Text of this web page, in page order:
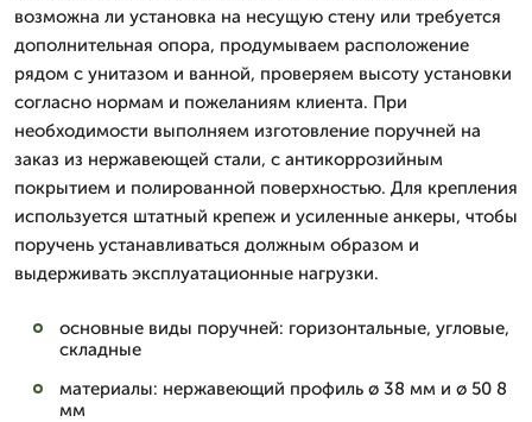
возможна ли установка на несущую стену или требуется
дополнительная опора, продумываем расположение
рядом с унитазом и ванной, проверяем высоту установки
согласно нормам и пожеланиям клиента. При
необходимости выполняем изготовление поручней на
заказ из нержавеющей стали, с антикоррозийным
покрытием и полированной поверхностью. Для крепления
используется штатный крепеж и усиленные анкеры, чтобы
поручень устанавливаться должным образом и
выдерживать эксплуатационные нагрузки.
основные виды поручней: горизонтальные, угловые,
складные
материалы: нержавеющий профиль ø 38 мм и ø 50 8
мм